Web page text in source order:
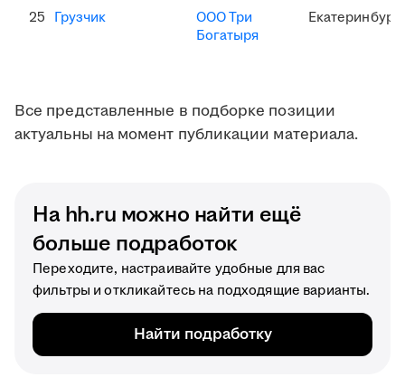
25 Грузчик
ООО Три
Богатыря
Екатеринбург
Все представленные в подборке позиции
актуальны на момент публикации материала.
На hh.ru можно найти ещё
больше подработок
Переходите, настраивайте удобные для вас
фильтры и откликайтесь на подходящие варианты.
Найти подработку